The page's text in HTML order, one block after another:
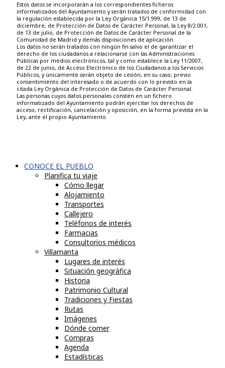
Estos datos se incorporarán a los correspondientes ficheros
informatizados del Ayuntamiento y serán tratados de conformidad con
la regulación establecida por la Ley Orgánica 15/1.999, de 13 de
diciembre, de Protección de Datos de Carácter Personal, la Ley 8/2.001,
de 13 de julio, de Protección de Datos de Carácter Personal de la
Comunidad de Madrid y demás disposiciones de aplicación.
Los datos no serán tratados con ningún fin salvo el de garantizar el
derecho de los ciudadanos a relacionarse con las Administraciones
Públicas por medios electrónicos, tal y como establece la Ley 11/2007,
de 22 de junio, de Acceso Electrónico de los Ciudadanos a los Servicios
Públicos, y únicamente serán objeto de cesión, en su caso, previo
consentimiento del interesado o de acuerdo con lo previsto en la
citada Ley Orgánica de Protección de Datos de Carácter Personal.
Las personas cuyos datos personales consten en un fichero
informatizado del Ayuntamiento podrán ejercitar los derechos de
acceso, rectificación, cancelación y oposición, en la forma prevista en la
Ley, ante el propio Ayuntamiento.
CONOCE EL PUEBLO
Planifica tu viaje
Cómo llegar
Alojamiento
Transportes
Callejero
Teléfonos de interés
Farmacias
Consultorios médicos
Villamanta
Lugares de interés
Situación geográfica
Historia
Patrimonio Cultural
Tradiciones y Fiestas
Rutas
Imágenes
Dónde comer
Compras
Agenda
Estadísticas